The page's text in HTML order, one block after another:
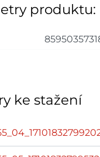
produktu:
ke stažení